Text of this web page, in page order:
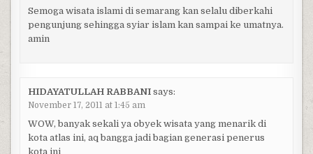
Semoga wisata islami di semarang kan selalu diberkahi
pengunjung sehingga syiar islam kan sampai ke umatnya.
amin
HIDAYATULLAH RABBANI says:
November 17, 2011 at 1:45 am
WOW, banyak sekali ya obyek wisata yang menarik di
kota atlas ini, aq bangga jadi bagian generasi penerus
kota ini